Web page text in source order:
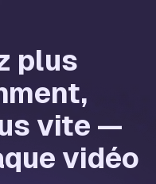
plus
vite —
vidéo